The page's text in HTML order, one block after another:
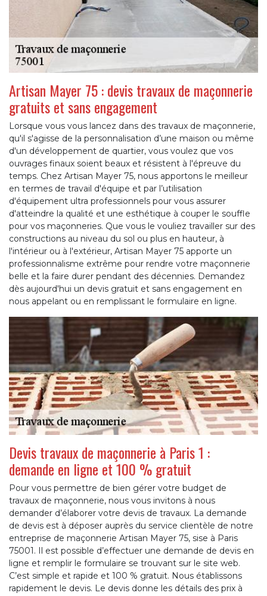
Artisan Mayer 75 : devis travaux de maçonnerie
gratuits et sans engagement
Lorsque vous vous lancez dans des travaux de maçonnerie,
qu'il s'agisse de la personnalisation d’une maison ou même
d'un développement de quartier, vous voulez que vos
ouvrages finaux soient beaux et résistent à l'épreuve du
temps. Chez Artisan Mayer 75, nous apportons le meilleur
en termes de travail d'équipe et par l’utilisation
d'équipement ultra professionnels pour vous assurer
d'atteindre la qualité et une esthétique à couper le souffle
pour vos maçonneries. Que vous le vouliez travailler sur des
constructions au niveau du sol ou plus en hauteur, à
l'intérieur ou à l'extérieur, Artisan Mayer 75 apporte un
professionnalisme extrême pour rendre votre maçonnerie
belle et la faire durer pendant des décennies. Demandez
dès aujourd'hui un devis gratuit et sans engagement en
nous appelant ou en remplissant le formulaire en ligne.
Devis travaux de maçonnerie à Paris 1 :
demande en ligne et 100 % gratuit
Pour vous permettre de bien gérer votre budget de
travaux de maçonnerie, nous vous invitons à nous
demander d’élaborer votre devis de travaux. La demande
de devis est à déposer auprès du service clientèle de notre
entreprise de maçonnerie Artisan Mayer 75, sise à Paris
75001. Il est possible d’effectuer une demande de devis en
ligne et remplir le formulaire se trouvant sur le site web.
C’est simple et rapide et 100 % gratuit. Nous établissons
rapidement le devis. Le devis donne les détails des prix à